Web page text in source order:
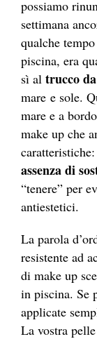
possiamo
settimana
qualche
piscina, era
sì al trucco
mare e sole.
mare e a
make up che
assenza di
“tenere” per
antiestetici.
La parola
resistente ad
di make up
in piscina. Se
applicate
La vostra